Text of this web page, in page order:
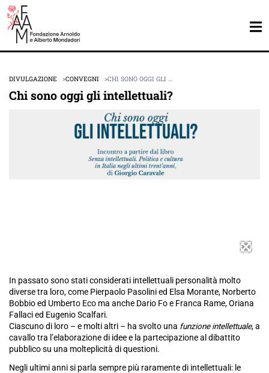
DIVULGAZIONE CONVEGNI CHI SONO OGGI GLI …
Chi sono oggi gli intellettuali?
In passato sono stati considerati intellettuali personalità molto
diverse tra loro, come Pierpaolo Pasolini ed Elsa Morante, Norberto
Bobbio ed Umberto Eco ma anche Dario Fo e Franca Rame, Oriana
Fallaci ed Eugenio Scalfari.
Ciascuno di loro – e molti altri – ha svolto una funzione intellettuale, a
cavallo tra l’elaborazione di idee e la partecipazione al dibattito
pubblico su una molteplicità di questioni.
Negli ultimi anni si parla sempre più raramente di intellettuali: le